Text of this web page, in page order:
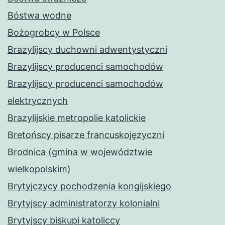
Bóstwa wodne
Bożogrobcy w Polsce
Brazylijscy duchowni adwentystyczni
Brazylijscy producenci samochodów
Brazylijscy producenci samochodów
elektrycznych
Brazylijskie metropolie katolickie
Bretońscy pisarze francuskojęzyczni
Brodnica (gmina w województwie
wielkopolskim)
Brytyjczycy pochodzenia kongijskiego
Brytyjscy administratorzy kolonialni
Brytyjscy biskupi katoliccy